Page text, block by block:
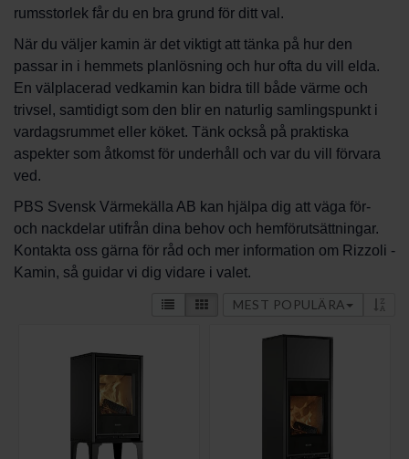
rumsstorlek får du en bra grund för ditt val.
När du väljer kamin är det viktigt att tänka på hur den
passar in i hemmets planlösning och hur ofta du vill elda.
En välplacerad vedkamin kan bidra till både värme och
trivsel, samtidigt som den blir en naturlig samlingspunkt i
vardagsrummet eller köket. Tänk också på praktiska
aspekter som åtkomst för underhåll och var du vill förvara
ved.
PBS Svensk Värmekälla AB kan hjälpa dig att väga för-
och nackdelar utifrån dina behov och hemförutsättningar.
Kontakta oss gärna för råd och mer information om Rizzoli -
Kamin, så guidar vi dig vidare i valet.
MEST POPULÄRA